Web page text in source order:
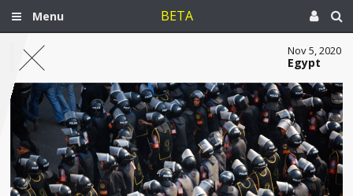
Menu BETA
Nov 5, 2020
Egypt